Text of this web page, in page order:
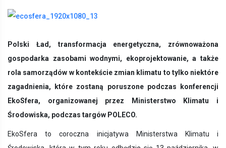
Polski Ład, transformacja energetyczna, zrównoważona
gospodarka zasobami wodnymi, ekoprojektowanie, a także
rola samorządów w kontekście zmian klimatu to tylko niektóre
zagadnienia, które zostaną poruszone podczas konferencji
EkoSfera, organizowanej przez Ministerstwo Klimatu i
Środowiska, podczas targów POLECO.
EkoSfera to coroczna inicjatywa Ministerstwa Klimatu i